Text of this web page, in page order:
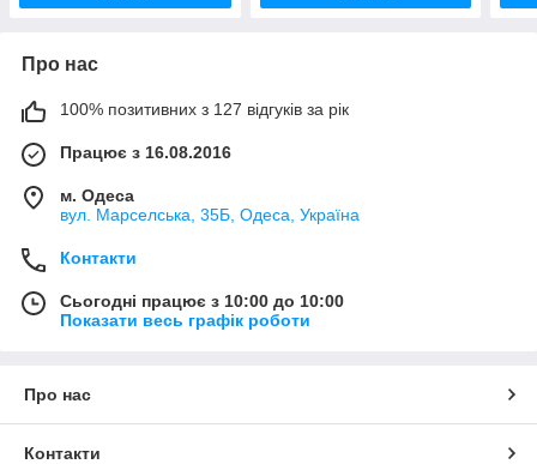
Про нас
100% позитивних з 127 відгуків за рік
Працює з 16.08.2016
м. Одеса
вул. Марселська, 35Б, Одеса, Україна
Контакти
Сьогодні працює з 10:00 до 10:00
Показати весь графік роботи
Про нас
Контакти